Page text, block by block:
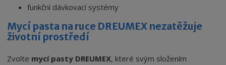
funkční dávkovací systémy
Mycí pasta na ruce DREUMEX nezatěžuje
životní prostředí
Zvolte mycí pasty DREUMEX, které svým složením